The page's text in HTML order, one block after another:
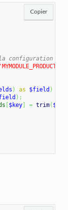
configuration
) as $field )
) ;
[$key] = trim(
Copier